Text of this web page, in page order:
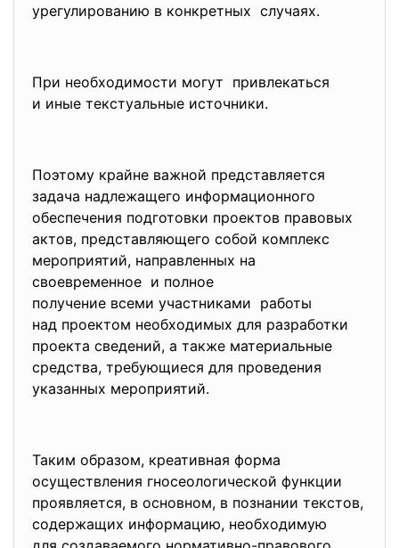
урегулированию в конкретных случаях.
При необходимости могут привлекаться
и иные текстуальные источники.
Поэтому крайне важной представляется
задача надлежащего информационного
обеспечения подготовки проектов правовых
актов, представляющего собой комплекс
мероприятий, направленных на
своевременное и полное
получение всеми участниками работы
над проектом необходимых для разработки
проекта сведений, а также материальные
средства, требующиеся для проведения
указанных мероприятий.
Таким образом, креативная форма
осуществления гносеологической функции
проявляется, в основном, в познании текстов,
содержащих информацию, необходимую